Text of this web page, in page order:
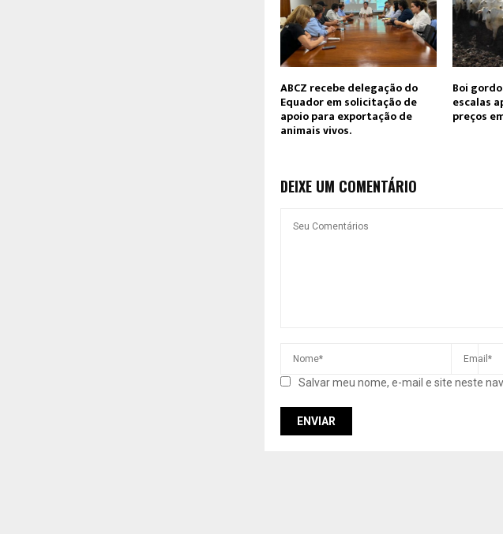
ABCZ recebe delegação do
Equador em solicitação de
apoio para exportação de
animais vivos.
Boi
escalas
preços
DEIXE UM COMENTÁRIO
Salvar meu nome, e-mail e site neste